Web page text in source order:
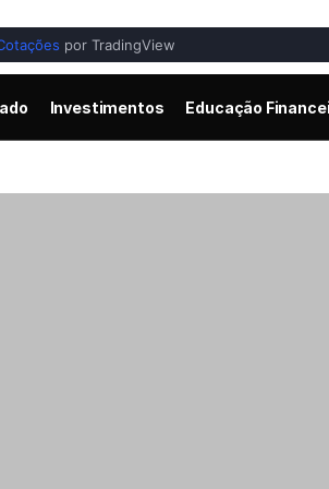
por TradingView
Investimentos Educação